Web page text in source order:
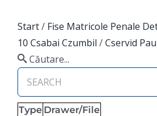
Start/ Fise Matricole Penale
10 Csabai Czumbil /Cservid
Căutare...
Type Drawer/File